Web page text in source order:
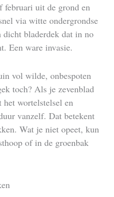
uit de grond en
via witte ondergrondse
bladerdek dat in no
Een ware invasie.
vol wilde, onbespoten
toch? Als je zevenblad
het wortelstelsel en
vanzelf. Dat betekent
Wat je niet opeet, kun
of in de groenbak